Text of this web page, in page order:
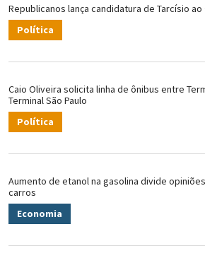
Republicanos lança candidatura de Tarcísio
Política
Caio Oliveira solicita linha de ônibus entre
Terminal São Paulo
Política
Aumento de etanol na gasolina divide
carros
Economia